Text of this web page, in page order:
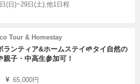
(日)~29日(土),他1日程
Tour & Homestay
ランティア&ホームステイ🌱タイ自然の
親子・中高生参加可！
65,000円